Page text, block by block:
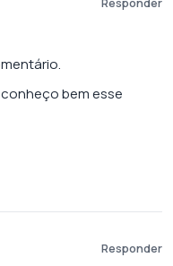
bem esse
Responder